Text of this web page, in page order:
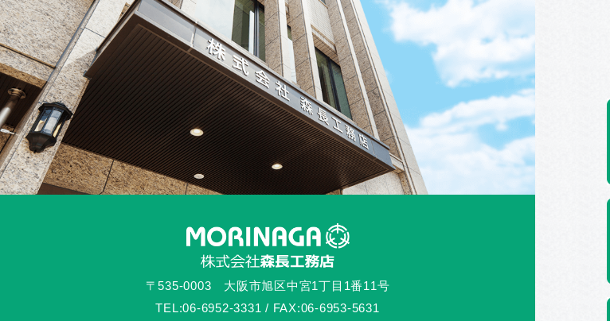
〒535-0003 大阪市旭区中宮1丁目1番11号
TEL:06-6952-3331 / FAX:06-6953-5631